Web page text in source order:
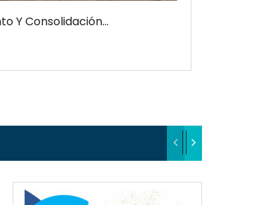
Y Consolidación...